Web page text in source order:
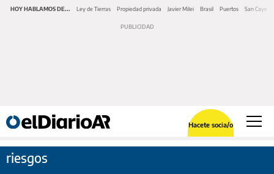
HOY HABLAMOS DE... Ley de Tierras Propiedad privada Javier Milei Brasil Puertos San
Hacete socia/o
riesgos